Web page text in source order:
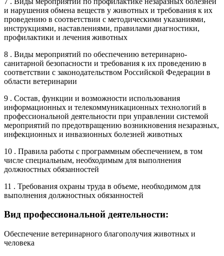
и нарушения обмена веществ у животных и требования к их
проведению в соответствии с методическими указаниями,
инструкциями, наставлениями, правилами диагностики,
профилактики и лечения животных
8 . Виды мероприятий по обеспечению ветеринарно-
санитарной безопасности и требования к их проведению в
соответствии с законодательством Российской Федерации в
области ветеринарии
9 . Состав, функции и возможности использования
информационных и телекоммуникационных технологий в
профессиональной деятельности при управлении системой
мероприятий по предотвращению возникновения незаразных,
инфекционных и инвазионных болезней животных
10 . Правила работы с программным обеспечением, в том
числе специальным, необходимым для выполнения
должностных обязанностей
11 . Требования охраны труда в объеме, необходимом для
выполнения должностных обязанностей
Вид профессиональной деятельности:
Обеспечение ветеринарного благополучия животных и
человека